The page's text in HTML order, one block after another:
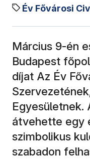
Év Fővárosi
Március 9-én
Budapest
díjat Az Év
Egyesületnek.
átvehette egy
szimbolikus
szabadon